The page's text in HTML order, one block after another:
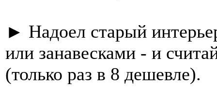
► Надоел старый
или занавесками - и
(только раз в 8 дешевле).